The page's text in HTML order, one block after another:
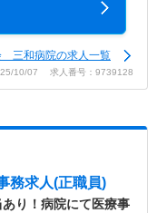
三和病院の求人一覧
10/07 求人番号：9739128
務求人(正職員)
り！病院にて医療事